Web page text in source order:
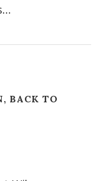
BACK TO